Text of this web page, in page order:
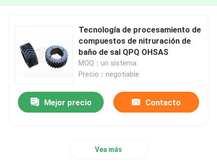
Tecnología de procesamiento de
compuestos de nitruración de
baño de sal QPQ OHSAS
MOQ：un sistema
Precio：negotiable
Mejor precio Contacto
Vea más